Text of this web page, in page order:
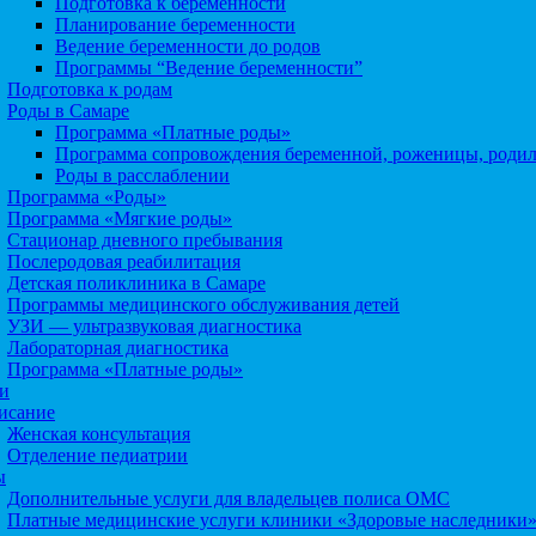
Планирование беременности
Ведение беременности до родов
Программы “Ведение беременности”
Подготовка к родам
Роды в Самаре
Программа «Платные роды»
Программа сопровождения беременной, роженицы,
Роды в расслаблении
Программа «Роды»
Программа «Мягкие роды»
Стационар дневного пребывания
Послеродовая реабилитация
Детская поликлиника в Самаре
Программы медицинского обслуживания детей
УЗИ — ультразвуковая диагностика
Лабораторная диагностика
Программа «Платные роды»
Женская консультация
Отделение педиатрии
Дополнительные услуги для владельцев полиса ОМС
Платные медицинские услуги клиники «Здоровые наследники»